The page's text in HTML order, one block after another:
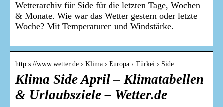
Wetterarchiv für Side für die letzten Tage, Wochen
& Monate. Wie war das Wetter gestern oder letzte
Woche? Mit Temperaturen und Windstärke.
http s://www.wetter.de › Klima › Europa › Türkei › Side
Klima Side April – Klimatabellen
& Urlaubsziele – Wetter.de